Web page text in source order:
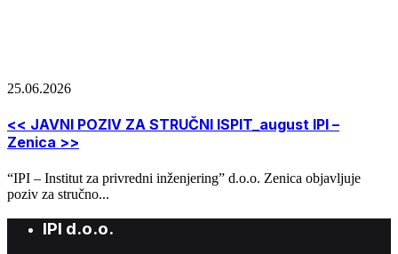
25.06.2026
<< JAVNI POZIV ZA STRUČNI ISPIT_august IPI –
Zenica >>
“IPI – Institut za privredni inženjering” d.o.o. Zenica objavljuje
poziv za stručno...
IPI d.o.o.